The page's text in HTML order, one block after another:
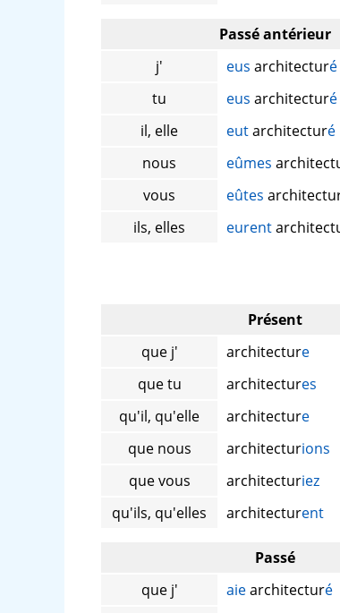
Passé antérieur
j'
eus architecturé
tu
eus architecturé
il, elle
eutarchitecturé
nous
eûmes
vous
eûtes
ils, elles
eurent
Présent
que j'
architecture
que tu
architectures
qu'il, qu'elle
architecture
que nous
architecturions
que vous
architecturiez
qu'ils, qu'elles
architecturent
Passé
que j'
aiearchitecturé